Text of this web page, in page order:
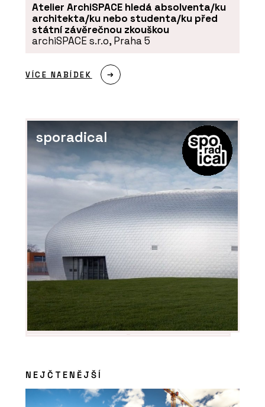
Sloupko-příčková,
strukturální fasáda MB-
ČLÁNKY
Bytová věž na pobřeží
Portugalska. Její fasáda
vychází z rytmu lodních
kontejnerů
Atelier ArchiSPACE hledá absolventa/ku
architekta/ku nebo studenta/ku před
státní závěrečnou zkouškou
archiSPACE s.r.o, Praha 5
VÍCE NABÍDEK
sporadical
NEJČTENĚJŠÍ